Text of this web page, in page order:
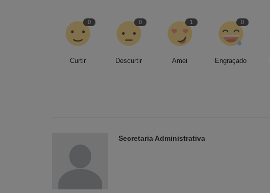
0
Curtir
0
Descurtir
1
Amei
0
Engraçado
Secretaria Administrativa